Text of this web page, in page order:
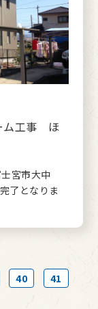
ム工事 ほ
宮市大中
了となりま
40
41